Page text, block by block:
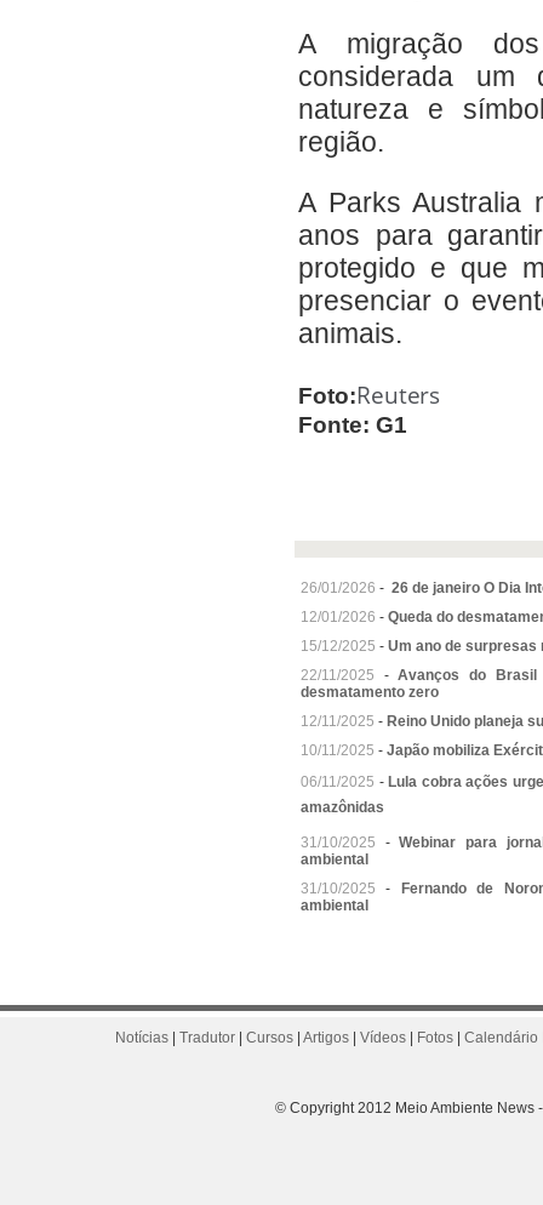
A migração
considerada um
natureza e
região.
A Parks Australia
anos para
protegido e que
presenciar o
animais.
Foto:Reuters
Fonte: G1
26/01/2026 - 26 de janeiro O Dia
12/01/2026 - Queda do
15/12/2025 - Um ano de surpresas
22/11/2025 -Avanços do Brasil
desmatamento zero
12/11/2025 - Reino Unido planeja
10/11/2025 - Japão mobiliza
06/11/2025 - Lula cobra ações
amazônidas
31/10/2025 -Webinar para
ambiental
31/10/2025 -
Fernando de
ambiental
Notícias Tradutor Cursos Artigos Vídeos Fotos Calendário
© Copyright 2012 Meio Ambiente News